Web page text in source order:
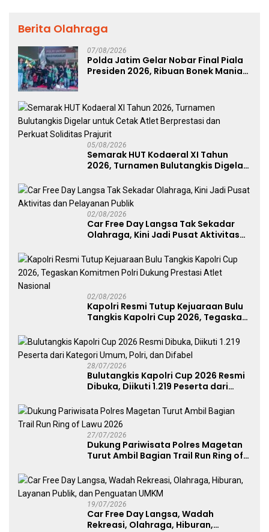
Berita Olahraga
07/08/2026
Polda Jatim Gelar Nobar Final Piala
Presiden 2026, Ribuan Bonek Mania
05/08/2026
Semarak HUT Kodaeral XI Tahun
2026, Turnamen Bulutangkis Digelar
Perkuat Soliditas Prajurit
02/08/2026
Car Free Day Langsa Tak Sekadar
Olahraga, Kini Jadi Pusat Aktivitas
02/08/2026
Kapolri Resmi Tutup Kejuaraan Bulu
Tangkis Kapolri Cup 2026, Tegaskan
Atlet Nasional
28/07/2026
Bulutangkis Kapolri Cup 2026 Resmi
Dibuka, Diikuti 1.219 Peserta dari
27/07/2026
Dukung Pariwisata Polres Magetan
Turut Ambil Bagian Trail Run Ring of
19/07/2026
Car Free Day Langsa, Wadah
Rekreasi, Olahraga, Hiburan,